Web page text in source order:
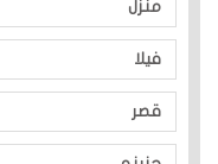
منزل
فيلا
قصر